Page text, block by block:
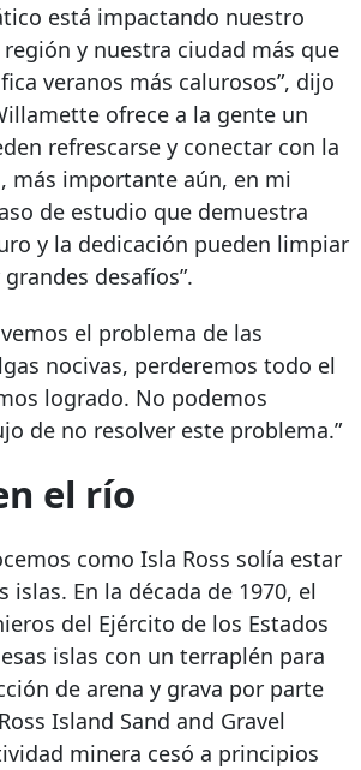
está impactando nuestro
y nuestra ciudad más que
veranos más calurosos”, dijo
ofrece a la gente un
refrescarse y conectar con la
más importante aún, en mi
de estudio que demuestra
y la dedicación pueden limpiar
desafíos”.
el problema de las
nocivas, perderemos todo el
logrado. No podemos
de no resolver este problema.”
el río
como Isla Ross solía estar
En la década de 1970, el
del Ejército de los Estados
islas con un terraplén para
de arena y grava por parte
Island Sand and Gravel
minera cesó a principios